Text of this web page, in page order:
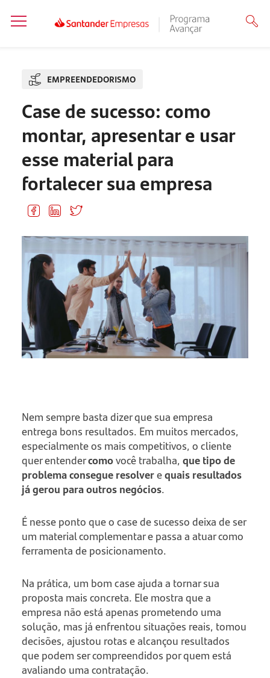
EMPREENDEDORISMO
Case de sucesso: como
montar, apresentar e usar
esse material para
fortalecer sua empresa
Nem sempre basta dizer que sua empresa
entrega bons resultados. Em muitos mercados,
especialmente os mais competitivos, o cliente
quer entendercomovocê trabalha, que tipo de
problema consegue resolverequais resultados
já gerou para outros negócios.
É nesse ponto que o case de sucesso deixa de ser
um material complementar e passa a atuar como
ferramenta de posicionamento.
Na prática, um bom case ajuda a tornar sua
proposta mais concreta. Ele mostra que a
empresa não está apenas prometendo uma
solução, mas já enfrentou situações reais, tomou
decisões, ajustou rotas e alcançou resultados
que podem ser compreendidos por quem está
avaliando uma contratação.